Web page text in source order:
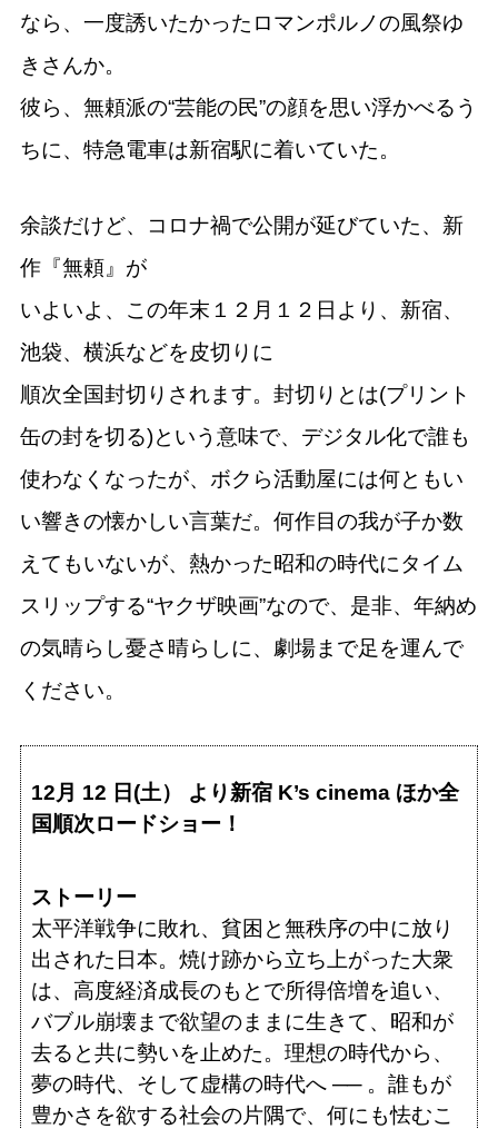
なら、一度誘いたかったロマンポルノの風祭ゆ
きさんか。
彼ら、無頼派の“芸能の民”の顔を思い浮かべるう
ちに、特急電車は新宿駅に着いていた。
余談だけど、コロナ禍で公開が延びていた、新
作『無頼』が
いよいよ、この年末１２月１２日より、新宿、
池袋、横浜などを皮切りに
順次全国封切りされます。封切りとは(プリント
缶の封を切る)という意味で、デジタル化で誰も
使わなくなったが、ボクら活動屋には何ともい
い響きの懐かしい言葉だ。何作目の我が子か数
えてもいないが、熱かった昭和の時代にタイム
スリップする“ヤクザ映画”なので、是非、年納め
の気晴らし憂さ晴らしに、劇場まで足を運んで
ください。
12月 12 日(土） より新宿 K’s cinema ほか全
国順次ロードショー！
ストーリー
太平洋戦争に敗れ、貧困と無秩序の中に放り
出された日本。焼け跡から立ち上がった大衆
は、高度経済成長のもとで所得倍増を追い、
バブル崩壊まで欲望のままに生きて、昭和が
去ると共に勢いを止めた。理想の時代から、
夢の時代、そして虚構の時代へ ── 。誰もが
豊かさを欲する社会の片隅で、何にも怯むこ